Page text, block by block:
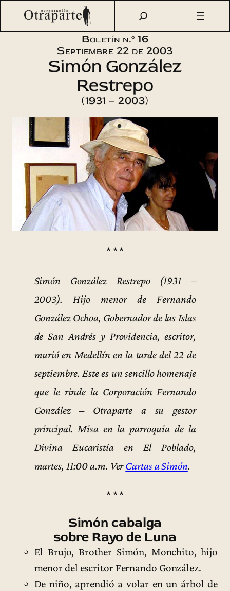
Saltar
Otraparte.org /Corporación Boletín/
Boletín n.º 16 –
Simón González Restrepo (1931 – 2003)
Boletín n.º 16
Septiembre 22 de 2003
Simón González
Restrepo
(1931 – 2003)
* * *
Simón González Restrepo (1931 –
2003). Hijo menor de Fernando
González Ochoa, Gobernador de las Islas
de San Andrés y Providencia, escritor,
murió en Medellín en la tarde del 22 de
septiembre. Este es un sencillo homenaje
que le rinde la Corporación Fernando
González – Otraparte a su gestor
principal. Misa en la parroquia de la
Divina Eucaristía en El Poblado,
martes, 11:00 a.m. VerCartas a Simón.
* * *
Simón cabalga
sobre Rayo de Luna
El Brujo, Brother Simón, Monchito, hijo
menor del escritor Fernando González.
De niño, aprendió a volar en un árbol de